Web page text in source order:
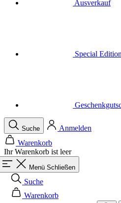
Ihr Warenkorb ist leer
Menü Schließen
Suche
Warenkorb